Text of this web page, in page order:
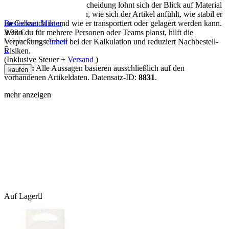
Für eine sichere Kaufentscheidung lohnt sich der Blick auf Material
und Maße: Sie bestimmen, wie sich der Artikel anfühlt, wie stabil er
im Gebrauch ist und wie er transportiert oder gelagert werden kann.
Wenn du für mehrere Personen oder Teams planst, hilft die
Verpackungseinheit bei der Kalkulation und reduziert Nachbestell-
Risiken.
Hinweis: Alle Aussagen basieren ausschließlich auf den
vorhandenen Artikeldaten. Datensatz-ID: 8831.
mehr anzeigen
Besteckset Milner
3.93 €
Inklusive Steuer +Versand

(Inklusive Steuer + Versand )
kaufen
Auf Lager